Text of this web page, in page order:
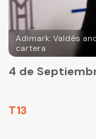
Adimark: Valdés
cartera
T13
4 de